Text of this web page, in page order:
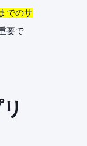
でのサ
要で